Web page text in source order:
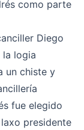
como parte
Diego
la logia
un chiste y
fue elegido
presidente